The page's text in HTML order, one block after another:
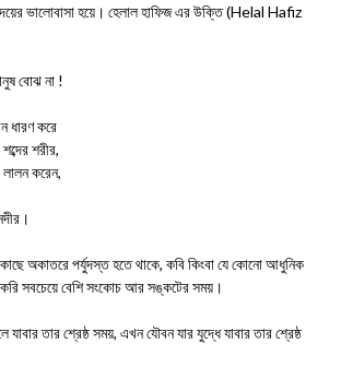
ভালোবাসা হয়ে। হেলাল হাফিজ এর উক্তি (Helal Hafiz
বোঝ না !
ধারণ করে
শরীর,
করেন,
অকাতরে পর্যুদস্ত হতে থাকে, কবি কিংবা যে কোনো আধুনিক
করি সবচেয়ে বেশি সংকোচ আর সঙ্কটের সময়।
তার শ্রেষ্ঠ সময়, এখন যৌবন যার যুদ্ধে যাবার তার শ্রেষ্ঠ